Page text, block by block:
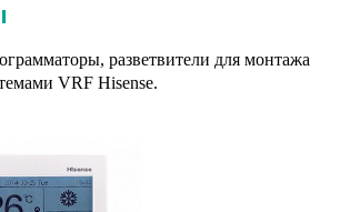
разветвители для монтажа
VRF Hisense.